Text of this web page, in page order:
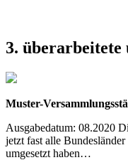
3. überarbeitete
Muster-
Ausgabedatum: 08.2020
jetzt fast alle
umgesetzt haben…